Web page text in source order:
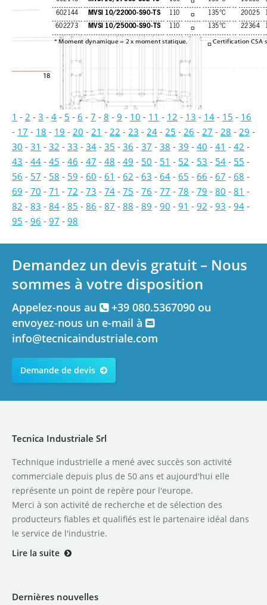
18
602144
MVSI 10/22000-S90-TS 110 135°C 20025
602273
MVSI 10/25000-S90-TS 110 135°C 22364
* Moment dynamique = 2 x moment statique. Certification CSA
1 - 2 - 3 - 4 - 5 - 6 - 7 - 8 - 9 - 10 - 11 - 12 - 13 - 14 - 15 - 16
- 17 - 18 - 19 - 20 - 21 - 22 - 23 - 24 - 25 - 26 - 27 - 28 - 29 -
30 - 31 - 32 - 33 - 34 - 35 - 36 - 37 - 38 - 39 - 40 - 41 - 42 -
43 - 44 - 45 - 46 - 47 - 48 - 49 - 50 - 51 - 52 - 53 - 54 - 55 -
56 - 57 - 58 - 59 - 60 - 61 - 62 - 63 - 64 - 65 - 66 - 67 - 68 -
69 - 70 - 71 - 72 - 73 - 74 - 75 - 76 - 77 - 78 - 79 - 80 - 81 -
82 - 83 - 84 - 85 - 86 - 87 - 88 - 89 - 90 - 91 - 92 - 93 - 94 -
95 - 96 - 97 - 98
Demandez un devis gratuit – Nous
sommes à votre disposition
Appelez-nous au
+39 080.5367090 ou
envoyez-nous un e-mail à
info@tecnicaindustriale.com
Demande de devis
Tecnica Industriale Srl
Technique industrielle a mené avec succès son activité
commerciale depuis plus de 50 ans et aujourd'hui elle
représente un point de repère pour l'europe.
Merci à son activité de recherche et de sélection des
producteurs fiables et qualifiés est le partenaire idéal dans
le service de l'industrie.
Lire la suite
Dernières nouvelles